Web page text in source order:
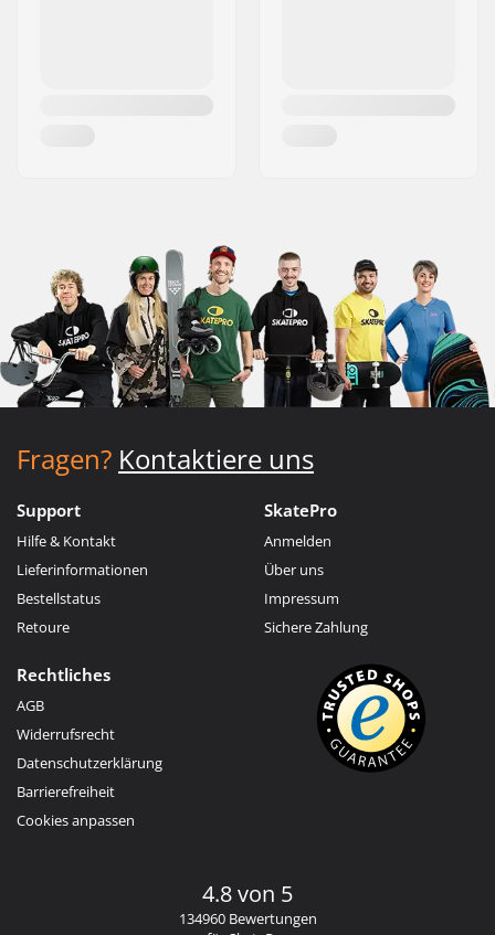
Fragen? Kontaktiere uns
Support
Hilfe & Kontakt
Lieferinformationen
Bestellstatus
Retoure
SkatePro
Anmelden
Über uns
Impressum
Sichere Zahlung
Rechtliches
AGB
Widerrufsrecht
Datenschutzerklärung
Barrierefreiheit
Cookies anpassen
4.8 von 5
134960 Bewertungen